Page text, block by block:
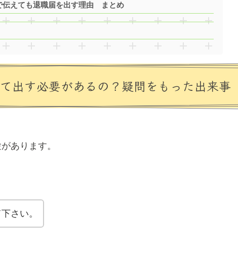
伝えても退職届を出す理由 まとめ
出す必要があるの？疑問をもった出来事
あります。
さい。